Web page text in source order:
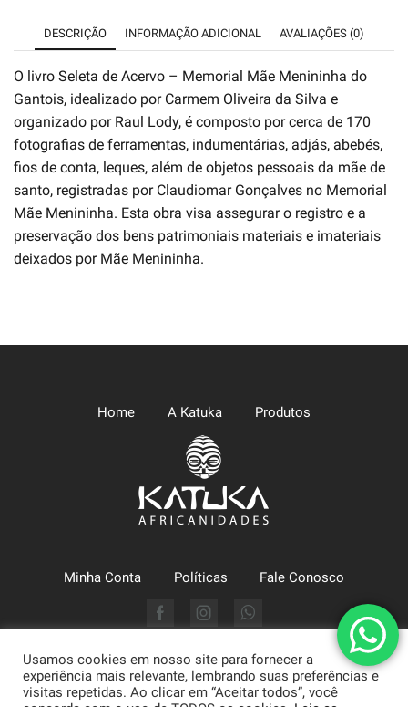
Acervo
quantidade
DESCRIÇÃO INFORMAÇÃO ADICIONAL AVALIAÇÕES (0)
O livro Seleta de Acervo – Memorial Mãe Menininha do
Gantois, idealizado por Carmem Oliveira da Silva e
organizado por Raul Lody, é composto por cerca de 170
fotografias de ferramentas, indumentárias, adjás, abebés,
fios de conta, leques, além de objetos pessoais da mãe de
santo, registradas por Claudiomar Gonçalves no Memorial
Mãe Menininha. Esta obra visa assegurar o registro e a
preservação dos bens patrimoniais materiais e imateriais
deixados por Mãe Menininha.
Home A Katuka Produtos
Minha Conta Políticas Fale Conosco
FacebookInstagramWhatsapp
Katuka Comércio LTDA (CNPJ: 09.630.494/0002-43) - Arte,
Moda e Literatura | Atendimento: 71 3322-1634. Praça da Sé, 1,
Usamos cookies em nosso site para fornecer a
experiência mais relevante, lembrando suas preferências e
visitas repetidas. Ao clicar em “Aceitar todos”, você